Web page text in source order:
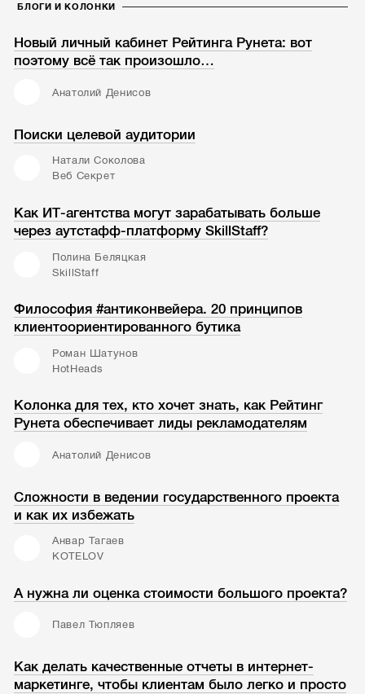
БЛОГИ И КОЛОНКИ
Новый личный кабинет Рейтинга Рунета: вот
поэтому всё так произошло…
Анатолий Денисов
Поиски целевой аудитории
Натали Соколова
Веб Секрет
Как ИТ-агентства могут зарабатывать больше
через аутстафф-платформу SkillStaff?
Полина Беляцкая
SkillStaff
Философия #антиконвейера. 20 принципов
клиентоориентированного бутика
Роман Шатунов
HotHeads
Колонка для тех, кто хочет знать, как Рейтинг
Рунета обеспечивает лиды рекламодателям
Анатолий Денисов
Сложности в ведении государственного проекта
и как их избежать
Анвар Тагаев
KOTELOV
А нужна ли оценка стоимости большого проекта?
Павел Тюпляев
Как делать качественные отчеты в интернет-
маркетинге, чтобы клиентам было легко и просто